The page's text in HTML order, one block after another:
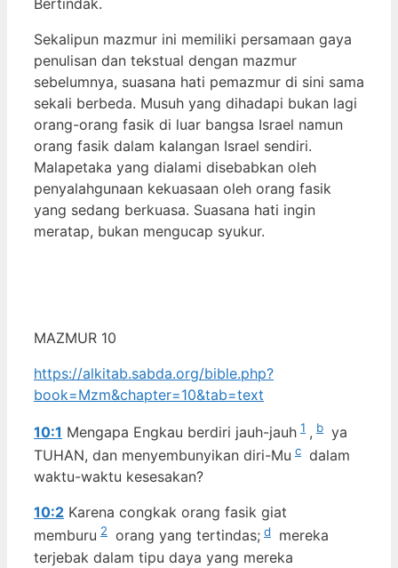
Sekalipun mazmur ini memiliki persamaan gaya
penulisan dan tekstual dengan mazmur
sebelumnya, suasana hati pemazmur di sini sama
sekali berbeda. Musuh yang dihadapi bukan lagi
orang-orang fasik di luar bangsa Israel namun
orang fasik dalam kalangan Israel sendiri.
Malapetaka yang dialami disebabkan oleh
penyalahgunaan kekuasaan oleh orang fasik
yang sedang berkuasa. Suasana hati ingin
meratap, bukan mengucap syukur.
MAZMUR 10
https://alkitab.sabda.org/bible.php?
book=Mzm&chapter=10&tab=text
10:1 Mengapa Engkau berdiri jauh-jauh 1 , b ya
TUHAN, dan menyembunyikan diri-Mu c dalam
waktu-waktu kesesakan?
10:2 Karena congkak orang fasik giat
memburu 2 orang yang tertindas; d
mereka
terjebak dalam tipu daya yang mereka